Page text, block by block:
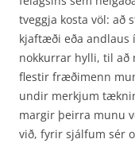
tveggja kosta völ: að
kjaftæði eða andlaus
nokkurrar hylli, til að
flestir fræðimenn
undir merkjum
margir þeirra munu
við, fyrir sjálfum sér